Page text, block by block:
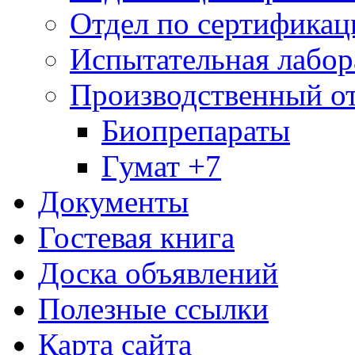
Отдел по
Испытательная
Производственный
Биопрепараты
Гумат +7
Документы
Гостевая книга
Доска объявлений
Полезные ссылки
Карта сайта